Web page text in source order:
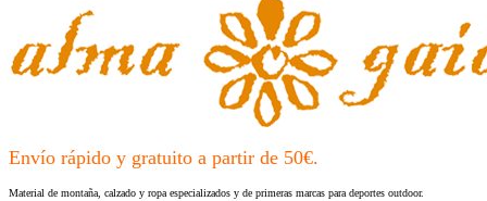
Envío rápido y gratuito a partir de 50€.
Material de montaña, calzado y ropa especializados y de primeras marcas para deportes outdoor.